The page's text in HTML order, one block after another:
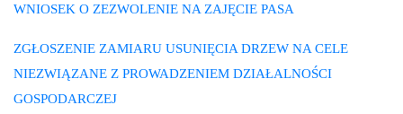
WNIOSEK O ZEZWOLENIE NA ZAJĘCIE PASA
ZGŁOSZENIE ZAMIARU USUNIĘCIA DRZEW NA CELE
NIEZWIĄZANE Z PROWADZENIEM DZIAŁALNOŚCI
GOSPODARCZEJ